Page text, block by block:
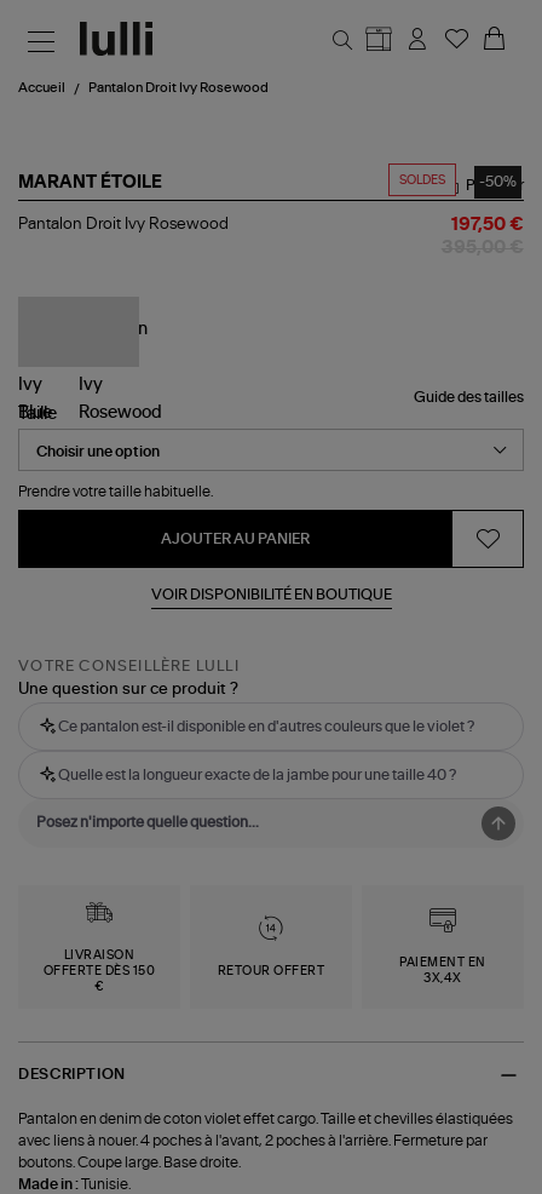
Accueil Pantalon Droit Ivy Rosewood
SOLDES -50%
MARANT ÉTOILE
Pantalon
Partager
Pantalon Droit Ivy Rosewood 197,50 €
Guide des tailles
Taille
Prendre votre taille habituelle.
AJOUTER AU PANIER
VOIR DISPONIBILITÉ EN BOUTIQUE
VOTRE CONSEILLÈRE LULLI
Une question sur ce produit ?
Ce pantalon est-il disponible en d'autres couleurs que le violet ?
Quelle est la longueur exacte de la jambe pour une taille 40 ?
LIVRAISON
OFFERTE DÈS 150
€
RETOUR OFFERT
PAIEMENT EN
3X,4X
DESCRIPTION
Pantalon en denim de coton violet effet cargo. Taille et chevilles élastiquées
avec liens à nouer. 4 poches à l'avant, 2 poches à l'arrière. Fermeture par
boutons. Coupe large. Base droite.
Made in :
Tunisie.